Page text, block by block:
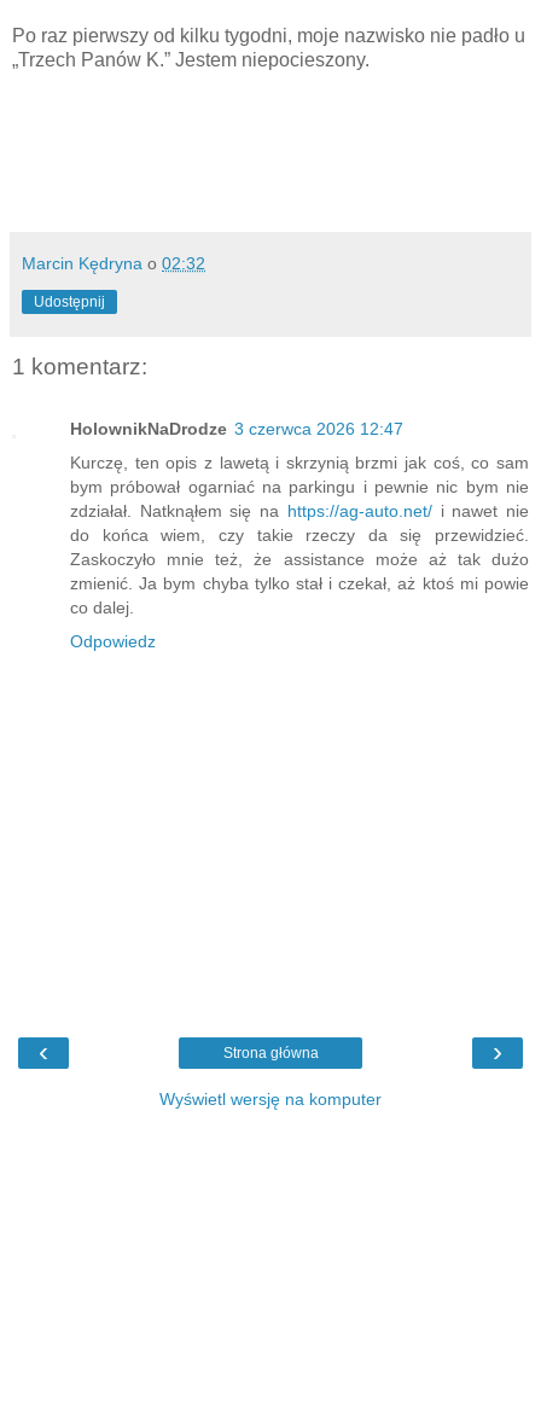
Po raz pierwszy od kilku tygodni, moje nazwisko nie padło u
„Trzech Panów K.” Jestem niepocieszony.
Marcin Kędryna o 02:32
Udostępnij
1 komentarz:
HolownikNaDrodze 3 czerwca 2026 12:47
Kurczę, ten opis z lawetą i skrzynią brzmi jak coś, co sam
bym próbował ogarniać na parkingu i pewnie nic bym nie
zdziałał. Natknąłem się na https://ag-auto.net/i nawet nie
do końca wiem, czy takie rzeczy da się przewidzieć.
Zaskoczyło mnie też, że assistance może aż tak dużo
zmienić. Ja bym chyba tylko stał i czekał, aż ktoś mi powie
co dalej.
Odpowiedz
‹ ›
Strona główna
Wyświetl wersję na komputer